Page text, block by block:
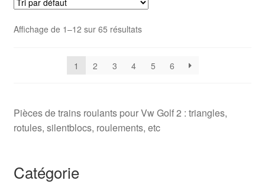
Affichage de 1–12 sur 65 résultats
1 2 3 4 5 6
Pièces de trains roulants pour Vw Golf 2 : triangles,
rotules, silentblocs, roulements, etc
Catégorie